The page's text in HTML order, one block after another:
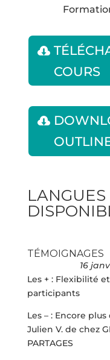
COURS
TÉMOIGNAGES
16
Les + : Flexibilité
participants
Les – : Encore
Julien V. de chez
PARTAGES